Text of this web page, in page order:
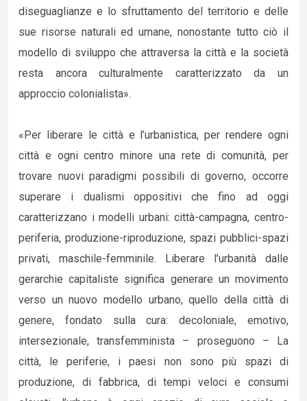
diseguaglianze e lo sfruttamento del territorio e delle
sue risorse naturali ed umane, nonostante tutto ciò il
modello di sviluppo che attraversa la città e la società
resta ancora culturalmente caratterizzato da un
approccio colonialista».
«Per liberare le città e l’urbanistica, per rendere ogni
città e ogni centro minore una rete di comunità, per
trovare nuovi paradigmi possibili di governo, occorre
superare i dualismi oppositivi che fino ad oggi
caratterizzano i modelli urbani: città-campagna, centro-
periferia, produzione-riproduzione, spazi pubblici-spazi
privati, maschile-femminile. Liberare l’urbanità dalle
gerarchie capitaliste significa generare un movimento
verso un nuovo modello urbano, quello della città di
genere, fondato sulla cura: decoloniale, emotivo,
intersezionale, transfemminista – proseguono – La
città, le periferie, i paesi non sono più spazi di
produzione, di fabbrica, di tempi veloci e consumi